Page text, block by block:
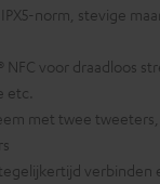
norm, stevige
NFC voor draadloos
etc.
met twee
verbinden